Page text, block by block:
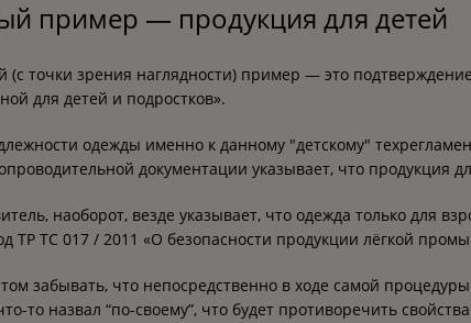
пример — продукция для детей
(с точки зрения наглядности) пример — это
для детей и подростков».
одежды именно к данному "детскому"
документации указывает, что продукция
наоборот, везде указывает, что одежда только для
ТР ТС 017 / 2011 «О безопасности продукции лёгкой
забывать, что непосредственно в ходе самой
то назвал “по-своему”, что будет противоречить